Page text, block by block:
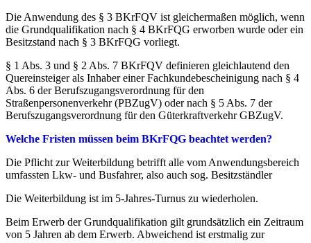
Die Anwendung des § 3 BKrFQV ist gleichermaßen möglich, wenn
die Grundqualifikation nach § 4 BKrFQG erworben wurde oder ein
Besitzstand nach § 3 BKrFQG vorliegt.
§ 1 Abs. 3 und § 2 Abs. 7 BKrFQV definieren gleichlautend den
Quereinsteiger als Inhaber einer Fachkundebescheinigung nach § 4
Abs. 6 der Berufszugangsverordnung für den
Straßenpersonenverkehr (PBZugV) oder nach § 5 Abs. 7 der
Berufszugangsverordnung für den Güterkraftverkehr GBZugV.
Welche Fristen müssen beim BKrFQG beachtet werden?
Die Pflicht zur Weiterbildung betrifft alle vom Anwendungsbereich
umfassten Lkw- und Busfahrer, also auch sog. Besitzständler
Die Weiterbildung ist im 5-Jahres-Turnus zu wiederholen.
Beim Erwerb der Grundqualifikation gilt grundsätzlich ein Zeitraum
von 5 Jahren ab dem Erwerb. Abweichend ist erstmalig zur